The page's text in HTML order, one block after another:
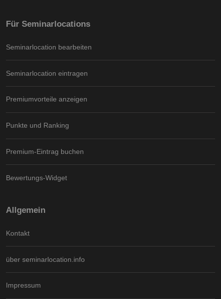
Für Seminarlocations
Seminarlocation bearbeiten
Seminarlocation eintragen
Premiumvorteile anzeigen
Punkte und Ranking
Premium-Eintrag buchen
Bewertungs-Widget
Allgemein
Kontakt
über seminarlocation.info
Impressum